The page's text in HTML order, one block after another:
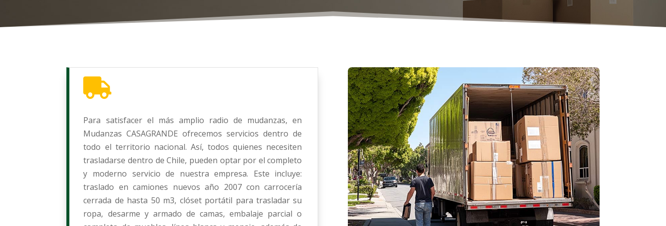

Para satisfacer el más amplio radio de mudanzas, en
Mudanzas CASAGRANDE ofrecemos servicios dentro de
todo el territorio nacional. Así, todos quienes necesiten
trasladarse dentro de Chile, pueden optar por el completo
y moderno servicio de nuestra empresa. Este incluye:
traslado en camiones nuevos año 2007 con carrocería
cerrada de hasta 50 m3, clóset portátil para trasladar su
ropa, desarme y armado de camas, embalaje parcial o